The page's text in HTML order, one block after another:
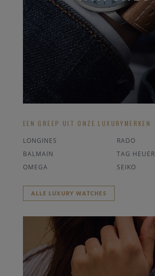
EEN GREEP UIT ONZE LUXURYMERKEN
LONGINES
RADO
BALMAIN
TAG HEUER
OMEGA
SEIKO
ALLE LUXURY WATCHES